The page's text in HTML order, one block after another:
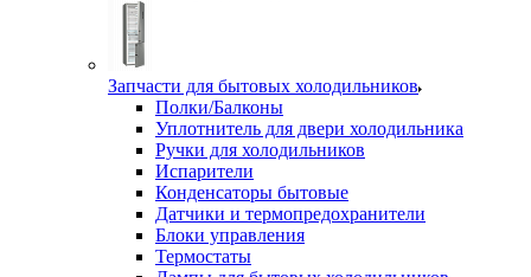
Запчасти для бытовых холодильников
Полки/Балконы
Уплотнитель для двери холодильника
Ручки для холодильников
Испарители
Конденсаторы бытовые
Датчики и термопредохранители
Блоки управления
Термостаты